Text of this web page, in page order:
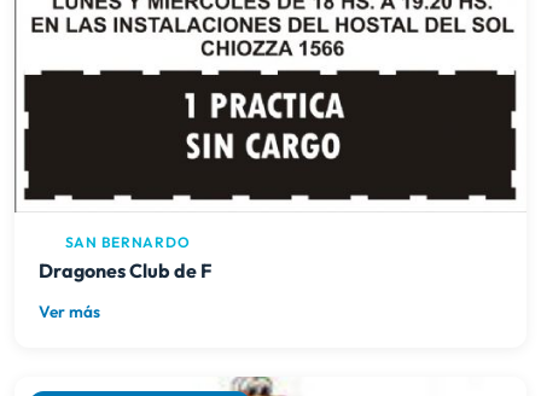
SAN BERNARDO
Dragones Club de F
Ver más